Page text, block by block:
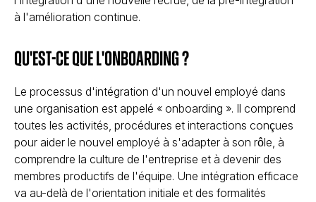
à l'amélioration continue.
Qu'est-ce que l'onboarding ?
Le processus d'intégration d'un nouvel employé dans
une organisation est appelé « onboarding ». Il comprend
toutes les activités, procédures et interactions conçues
pour aider le nouvel employé à s'adapter à son rôle, à
comprendre la culture de l'entreprise et à devenir des
membres productifs de l'équipe. Une intégration efficace
va au-delà de l'orientation initiale et des formalités